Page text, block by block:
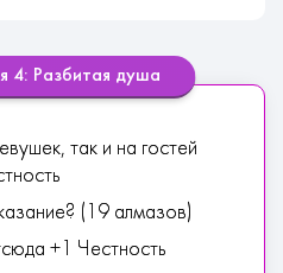
4: Разбитая душа
так и на гостей
(19 алмазов)
+1 Честность